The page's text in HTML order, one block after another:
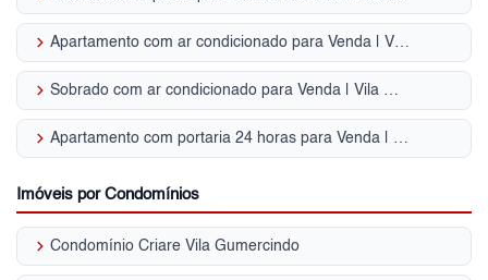
keyboard_arrow_right Apartamento com ar condicionado para Venda | Vila Gumercindo
keyboard_arrow_right Sobrado com ar condicionado para Venda | Vila Gumercindo
keyboard_arrow_right Apartamento com portaria 24 horas para Venda | Vila Gumercindo
Imóveis por Condomínios
keyboard_arrow_right Condomínio Criare Vila Gumercindo